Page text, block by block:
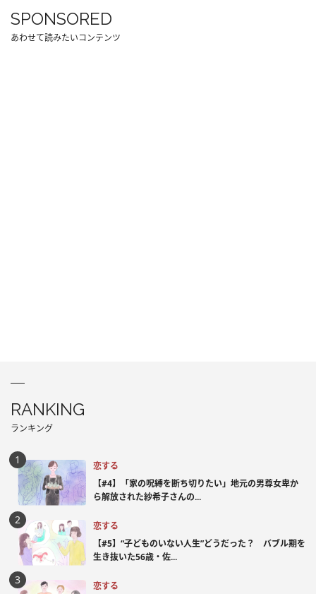
SPONSORED
あわせて読みたいコンテンツ
RANKING
ランキング
恋する
【#4】「家の呪縛を断ち切りたい」地元の男尊女卑か
ら解放された紗希子さんの...
恋する
【#5】“子どものいない人生”どうだった？ バブル期を
生き抜いた56歳・佐...
恋する